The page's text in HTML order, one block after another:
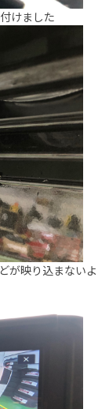
けました
が映り込まないよ